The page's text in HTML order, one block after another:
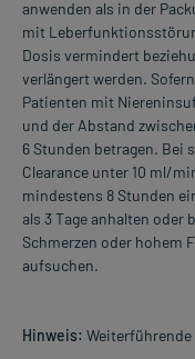
anwenden als in der
mit
Dosis vermindert
verlängert werden.
Patienten mit
und der Abstand
6 Stunden betragen. Bei
Clearance unter 10 ml/
mindestens 8 Stunden
als 3 Tage anhalten oder
Schmerzen oder hohem
aufsuchen.
Hinweis: Weiterführende